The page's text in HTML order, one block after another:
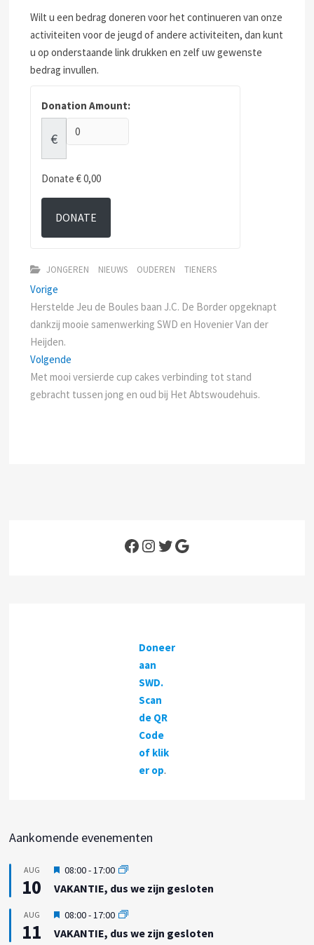
Wilt u een bedrag doneren voor het continueren van onze
activiteiten voor de jeugd of andere activiteiten, dan kunt
u op onderstaande link drukken en zelf uw gewenste
bedrag invullen.
Donation Amount:
€
Donate€ 0,00
DONATE
JONGEREN NIEUWS OUDEREN TIENERS
Bericht
navigatie
Vorige
post:
Herstelde Jeu de Boules baan J.C. De Border opgeknapt
dankzij mooie samenwerking SWD en Hovenier Van der
Heijden.
Volgende
post:
Met mooi versierde cup cakes verbinding tot stand
gebracht tussen jong en oud bij Het Abtswoudehuis.
Facebook
Instagram
Twitter
Google
Doneer
aan
SWD.
Scan
de QR
Code
of klik
er op.
Aankomende evenementen
AUG
10
U
i
t
g
e
l
08:00-17:00
VAKANTIE, dus we zijn gesloten
AUG
11
U
i
t
08:00-17:00
VAKANTIE, dus we zijn gesloten